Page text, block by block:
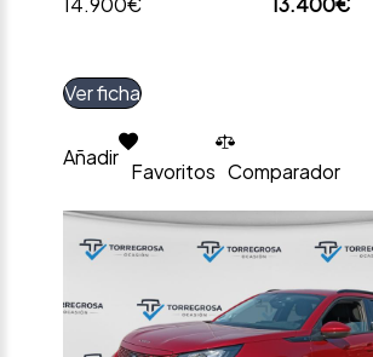
Ver ficha
Añadir
Favoritos Comparador